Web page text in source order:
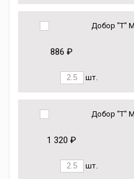
Добор "Т"
886 ₽
шт.
Добор "Т"
1 320 ₽
шт.